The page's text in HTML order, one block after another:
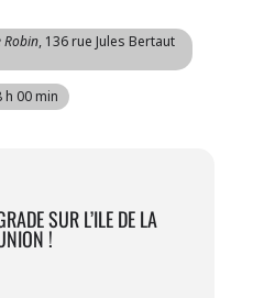
Robin, 136 rue Jules Bertaut
h 00 min
SUR L’ILE DE LA
!